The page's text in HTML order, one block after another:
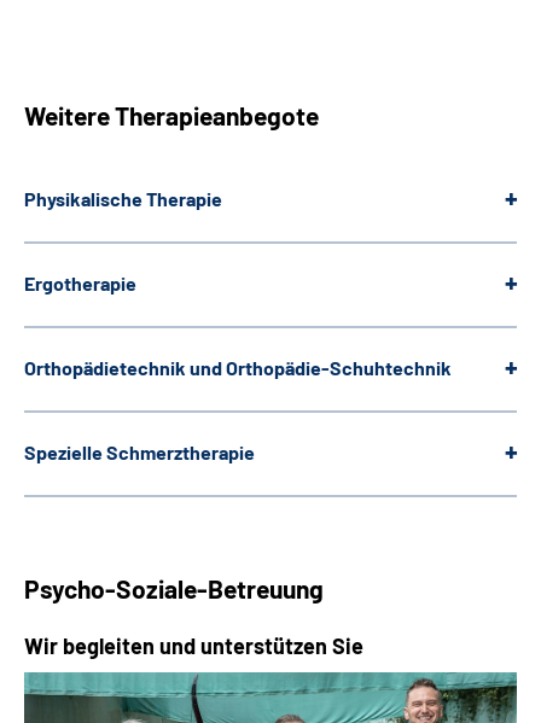
Weitere Therapieanbegote
Physikalische Therapie
Ergotherapie
Orthopädietechnik und Orthopädie-Schuhtechnik
Spezielle Schmerztherapie
Psycho-Soziale-Betreuung
Wir begleiten und unterstützen Sie